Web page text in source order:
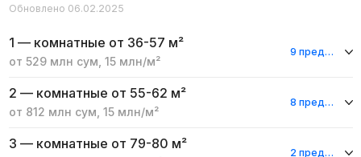
Обновлено 06.02.2025
1 — комнатные от 36-57 м²
от 529 млн сум 15 млн/м²
9 предложений
2 — комнатные от 55-62 м²
от 812 млн сум 15 млн/м²
8 предложений
3 — комнатные от 79-80 м²
2 предложения